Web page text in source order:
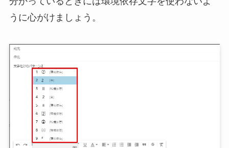
うに心がけましょう。